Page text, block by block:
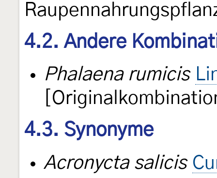
4.2. Andere
Phalaena rumicis
4.3. Synonyme
Acronycta salicis